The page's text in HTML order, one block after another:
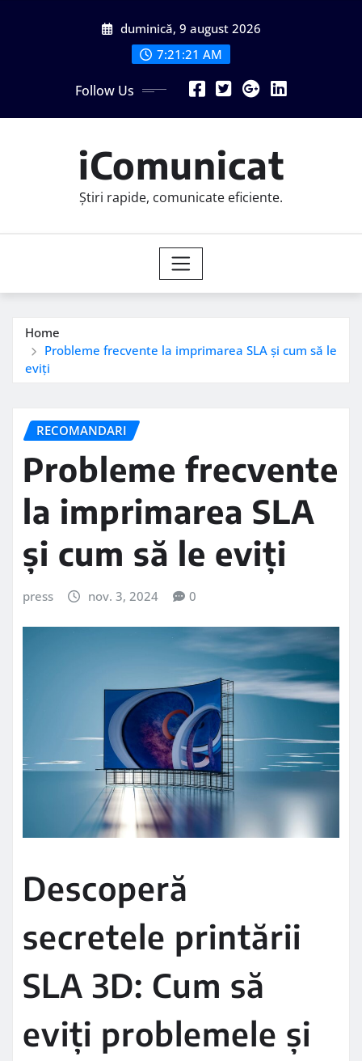
duminică, 9 august 2026
7:21:22 AM
Follow Us
iComunicat
Știri rapide, comunicate eficiente.
Home
Probleme frecvente la imprimarea SLA și cum să le
eviți
RECOMANDARI
Probleme frecvente
la imprimarea SLA
și cum să le eviți
press nov. 3, 2024 0
Descoperă
secretele printării
SLA 3D: Cum să
eviți problemele și